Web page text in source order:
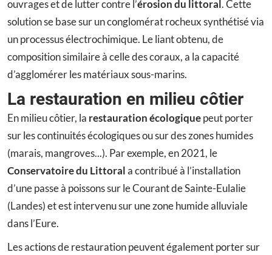
ouvrages et de lutter contre l’érosion du littoral . Cette
solution se base sur un conglomérat rocheux synthétisé via
un processus électrochimique. Le liant obtenu, de
composition similaire à celle des coraux, a la capacité
d’agglomérer les matériaux sous-marins.
La restauration en milieu côtier
En milieu côtier, la restauration écologiquepeut porter
sur les continuités écologiques ou sur des zones humides
(marais, mangroves...). Par exemple, en 2021, le
Conservatoire du Littorala contribué à l’installation
d’une passe à poissons sur le Courant de Sainte-Eulalie
(Landes) et est intervenu sur une zone humide alluviale
dans l’Eure.
Les actions de restauration peuvent également porter sur